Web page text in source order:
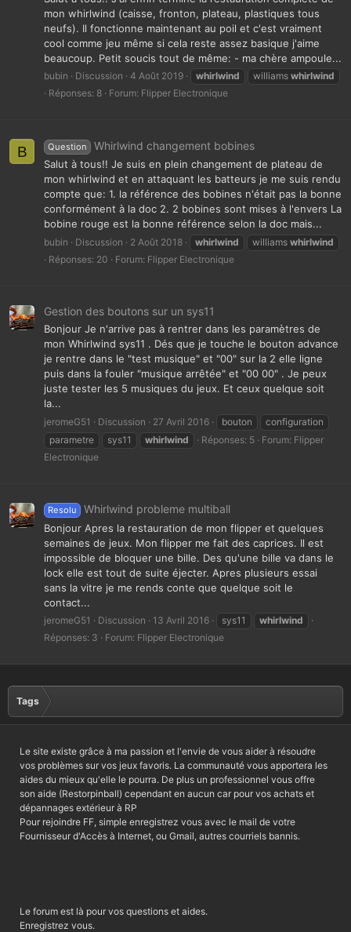
mon whirlwind (caisse, fronton, plateau, plastiques tous
neufs). Il fonctionne maintenant au poil et c'est vraiment
cool comme jeu même si cela reste assez basique j'aime
beaucoup. Petit soucis tout de même: - ma chère ampoule...
bubin Discussion 4 Août 2019 whirlwind williams whirlwind
Réponses: 8
Forum: Flipper Electronique
B Question Whirlwind changement bobines
Salut à tous!! Je suis en plein changement de plateau de
mon whirlwind et en attaquant les batteurs je me suis rendu
compte que: 1. la référence des bobines n'était pas la bonne
conformément à la doc 2. 2 bobines sont mises à l'envers La
bobine rouge est la bonne référence selon la doc mais...
bubin Discussion 2 Août 2018 whirlwind williams whirlwind
Réponses: 20
Forum: Flipper Electronique
Gestion des boutons sur un sys11
Bonjour Je n'arrive pas à rentrer dans les paramètres de
mon Whirlwind sys11 . Dés que je touche le bouton advance
je rentre dans le "test musique" et "00" sur la 2 elle ligne
puis dans la fouler "musique arrêtée" et "00 00" . Je peux
juste tester les 5 musiques du jeux. Et ceux quelque soit
la...
jeromeG51 Discussion 27 Avril 2016 bouton
configuration
parametre
sys11 whirlwind Réponses: 5 Forum: Flipper
Electronique
Resolu Whirlwind probleme multiball
Bonjour Apres la restauration de mon flipper et quelques
semaines de jeux. Mon flipper me fait des caprices. Il est
impossible de bloquer une bille. Des qu'une bille va dans le
lock elle est tout de suite éjecter. Apres plusieurs essai
sans la vitre je me rends conte que quelque soit le
contact...
jeromeG51 Discussion 13 Avril 2016 sys11
whirlwind
Réponses: 3
Forum: Flipper Electronique
Tags
Le site existe grâce à ma passion et l'envie de vous aider à résoudre
vos problèmes sur vos jeux favoris. La communauté vous apportera les
aides du mieux qu'elle le pourra. De plus un professionnel vous offre
son aide (Restorpinball) cependant en aucun car pour vos achats et
dépannages extérieur à RP
Pour rejoindre FF, simple enregistrez vous avec le mail de votre
Fournisseur d'Accès à Internet, ou Gmail, autres courriels bannis.
Le forum est là pour vos questions et aides.
Enregistrez vous.